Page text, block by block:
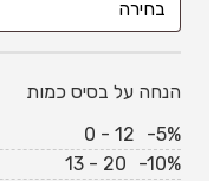
הנחה על בסיס כמות
0 - 12
-5%
13 - 20
-10%